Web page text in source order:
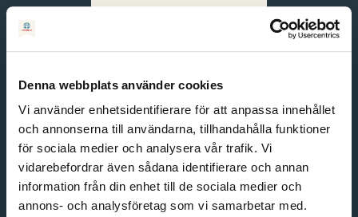
Denna webbplats använder cookies
Vi använder enhetsidentifierare för att anpassa innehållet
och annonserna till användarna, tillhandahålla funktioner
för sociala medier och analysera vår trafik. Vi
vidarebefordrar även sådana identifierare och annan
information från din enhet till de sociala medier och
annons- och analysföretag som vi samarbetar med.
English
Svenska